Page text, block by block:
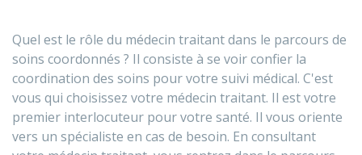
Quel est le rôle du médecin traitant dans le parcours de
soins coordonnés ? Il consiste à se voir confier la
coordination des soins pour votre suivi médical. C'est
vous qui choisissez votre médecin traitant. Il est votre
premier interlocuteur pour votre santé. Il vous oriente
vers un spécialiste en cas de besoin. En consultant